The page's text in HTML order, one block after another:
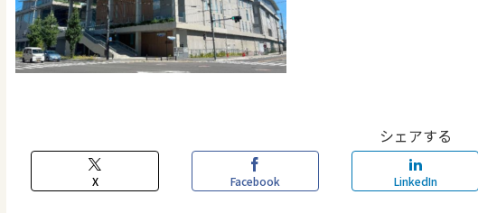
シェアする
X Facebook LinkedIn